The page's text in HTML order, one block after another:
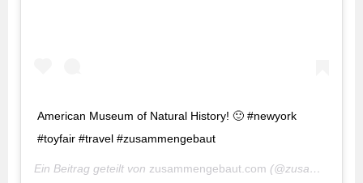
American Museum of Natural History! 🙂 #newyork
#toyfair #travel #zusammengebaut
Ein Beitrag geteilt von zusammengebaut.com (@zusammengebaut) am